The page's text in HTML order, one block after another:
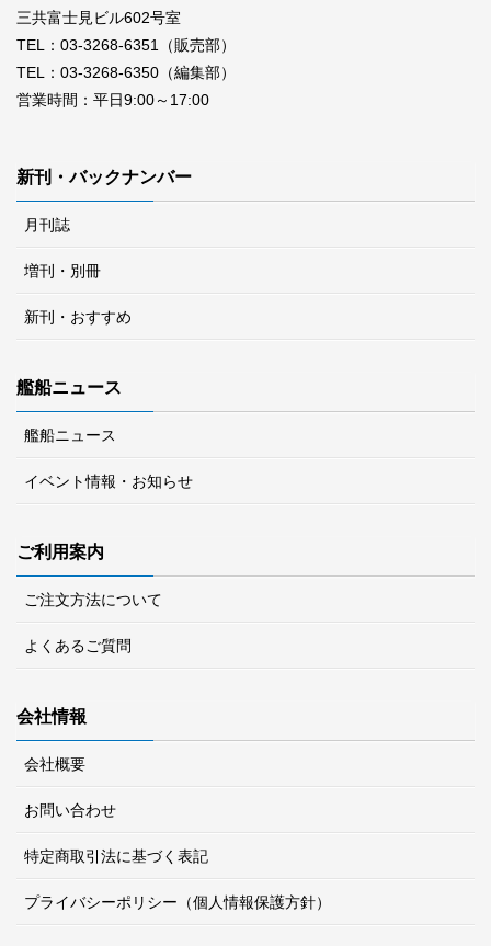
三共富士見ビル602号室
TEL：03-3268-6351（販売部）
TEL：03-3268-6350（編集部）
営業時間：平日9:00～17:00
新刊・バックナンバー
月刊誌
増刊・別冊
新刊・おすすめ
艦船ニュース
艦船ニュース
イベント情報・お知らせ
ご利用案内
ご注文方法について
よくあるご質問
会社情報
会社概要
お問い合わせ
特定商取引法に基づく表記
プライバシーポリシー（個人情報保護方針）